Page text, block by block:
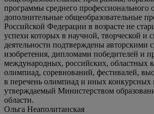
программы среднего профессионального
дополнительные общеобразовательные
Российской Федерации в возрасте не
успехи которых в научной, творческой и
деятельности подтверждены авторскими
изобретения, дипломами победителей и
международных, российских, областных
олимпиад, соревнований, фестивалей,
в перечень олимпиад и иных конкурсных
утверждаемый Министерством
области.
Ольга Неаполитанская